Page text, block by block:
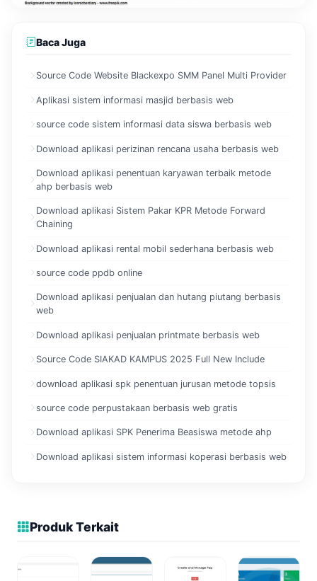
Baca Juga
Source Code Website Blackexpo SMM Panel Multi Provider
Aplikasi sistem informasi masjid berbasis web
source code sistem informasi data siswa berbasis web
Download aplikasi perizinan rencana usaha berbasis web
Download aplikasi penentuan karyawan terbaik metode
ahp berbasis web
Download aplikasi Sistem Pakar KPR Metode Forward
Chaining
Download aplikasi rental mobil sederhana berbasis web
source code ppdb online
Download aplikasi penjualan dan hutang piutang berbasis
web
Download aplikasi penjualan printmate berbasis web
Source Code SIAKAD KAMPUS 2025 Full New Include
download aplikasi spk penentuan jurusan metode topsis
source code perpustakaan berbasis web gratis
Download aplikasi SPK Penerima Beasiswa metode ahp
Download aplikasi sistem informasi koperasi berbasis web
Produk Terkait